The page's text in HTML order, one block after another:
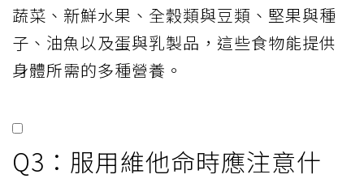
蔬菜、新鮮水果、全穀類與豆類、堅果與種
子、油魚以及蛋與乳製品，這些食物能提供
身體所需的多種營養。
Q3：服用維他命時應注意什